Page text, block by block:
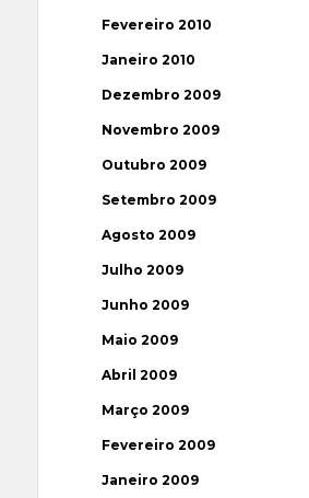
Fevereiro 2010
Janeiro 2010
Dezembro 2009
Novembro 2009
Outubro 2009
Setembro 2009
Agosto 2009
Julho 2009
Junho 2009
Maio 2009
Abril 2009
Março 2009
Fevereiro 2009
Janeiro 2009